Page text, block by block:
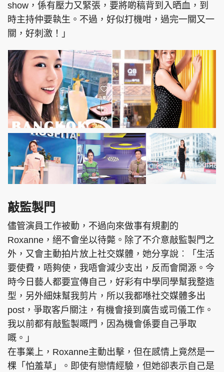
show，係有壓力又緊張，要將啲稿背到入晒血，到
時主持仲要執生。不過，好似打機咁，過完一關又一
關，好刺激！」
敲監製門
儘管演員工作被動，不過向來做事有規劃的
Roxanne，絕不會坐以待斃。除了不介意敲監製門之
外，又會主動拍片放上社交媒體，她分享說︰「生活
要使費，唔夠使，我唔會減少支出，反而會開源。今
時今日藝人都要宣傳自己，好彩有中學同學幫我整造
型，另外細妹幫我剪片，所以我都喺社交媒體多出
post，爭取客戶關注，有機會接到廣告或司儀工作。
我以前都有敲監製嘅門，因為機會係要自己爭取
嘅。」
在事業上，Roxanne主動出擊，但在感情上竟然是一
棵「怕羞草」。即使有戀情經驗，但她卻表示自己是